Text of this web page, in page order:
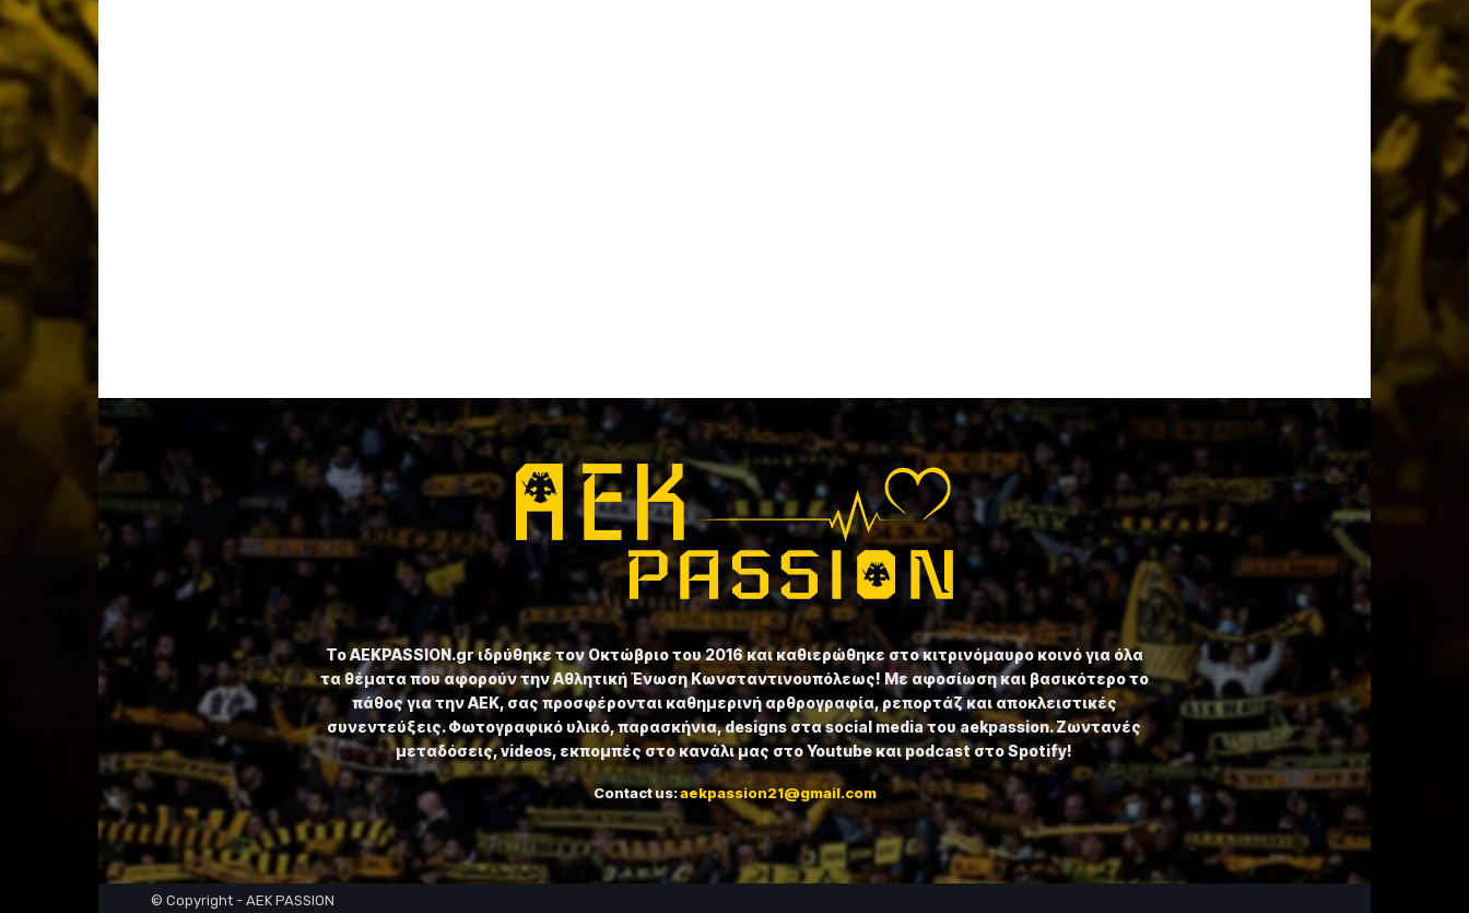
Το ⁦AEKPASSION.gr⁩ ιδρύθηκε τον Οκτώβριο του 2016 και καθιερώθηκε στο κιτρινόμαυρο κοινό για όλα
τα θέματα που αφορούν την Αθλητική Ένωση Κωνσταντινουπόλεως! Με αφοσίωση και βασικότερο το
πάθος για την ΑΕΚ, σας προσφέρονται καθημερινή αρθρογραφία, ρεπορτάζ και αποκλειστικές
συνεντεύξεις. Φωτογραφικό υλικό, παρασκήνια, designs στα social media του aekpassion. Ζωντανές
μεταδόσεις, videos, εκπομπές στο κανάλι μας στο Youtube και podcast στο Spotify!
Contact us:aekpassion21@gmail.com
© Copyright - AEK PASSION